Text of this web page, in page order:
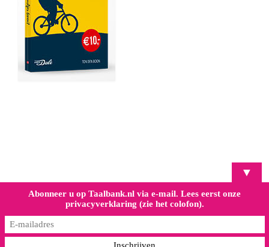
▼
Abonneer u op Taalbank.nl via e-mail. Lees eerst onze
privacyverklaring (zie het colofon).